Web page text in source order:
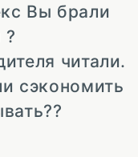
Вы брали
?
читали.
сэкономить